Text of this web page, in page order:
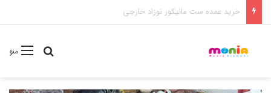
خرید شامپو سر و بدن 500 میل کودک موستلا
منوجستجو